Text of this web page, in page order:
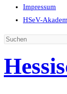
Impressum
HSeV-